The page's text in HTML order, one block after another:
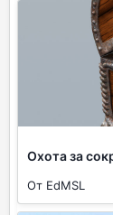
Охота за
От EdMSL